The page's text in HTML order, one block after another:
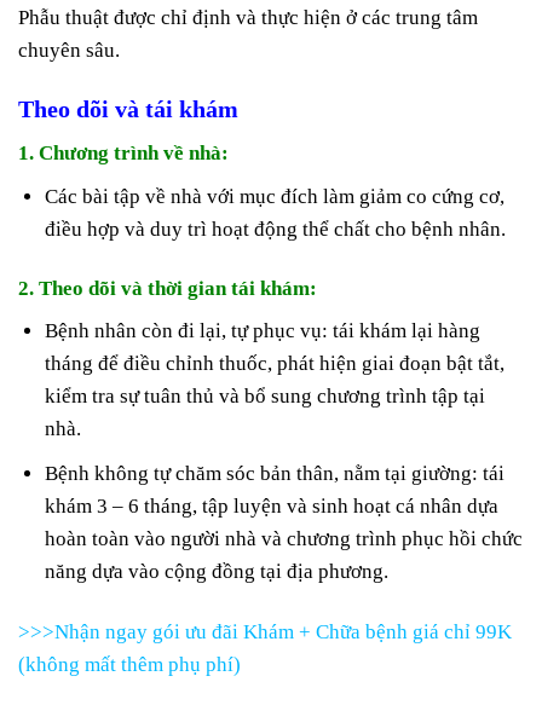
Phẫu thuật được chỉ định và thực hiện ở các trung tâm
chuyên sâu.
Theo dõi và tái khám
1. Chương trình về nhà:
Các bài tập về nhà với mục đích làm giảm co cứng cơ,
điều hợp và duy trì hoạt động thể chất cho bệnh nhân.
2. Theo dõi và thời gian tái khám:
Bệnh nhân còn đi lại, tự phục vụ: tái khám lại hàng
tháng để điều chỉnh thuốc, phát hiện giai đoạn bật tắt,
kiểm tra sự tuân thủ và bổ sung chương trình tập tại
nhà.
Bệnh không tự chăm sóc bản thân, nằm tại giường: tái
khám 3 – 6 tháng, tập luyện và sinh hoạt cá nhân dựa
hoàn toàn vào người nhà và chương trình phục hồi chức
năng dựa vào cộng đồng tại địa phương.
>>>Nhận ngay gói ưu đãi Khám + Chữa bệnh giá chỉ 99K
(không mất thêm phụ phí)